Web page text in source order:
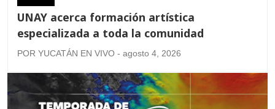
UNAY acerca formación artística
especializada a toda la comunidad
POR YUCATÁN EN VIVO - agosto 4, 2026